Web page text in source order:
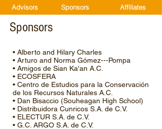
Advisors
Sponsors
Affiliates
Sponsors
• Alberto and Hilary Charles
• Arturo and Norma Gómez---Pompa
• Amigos de Sian Ka'an A.C.
• ECOSFERA
• Centro de Estudios para la Conservación
de los Recursos Naturales A.C.
• Dan Bisaccio (Souheagan High School)
• Distribuidora Cunricos S.A. de C.V.
• ELECTUR S.A. de C.V.
• G.C. ARGO S.A. de C.V.